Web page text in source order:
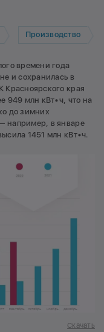
Производство
времени года
и сохранилась в
Красноярского края
949 млн кВт•ч, что на
до зимних
например, в январе
1451 млн кВт•ч.
Скачать